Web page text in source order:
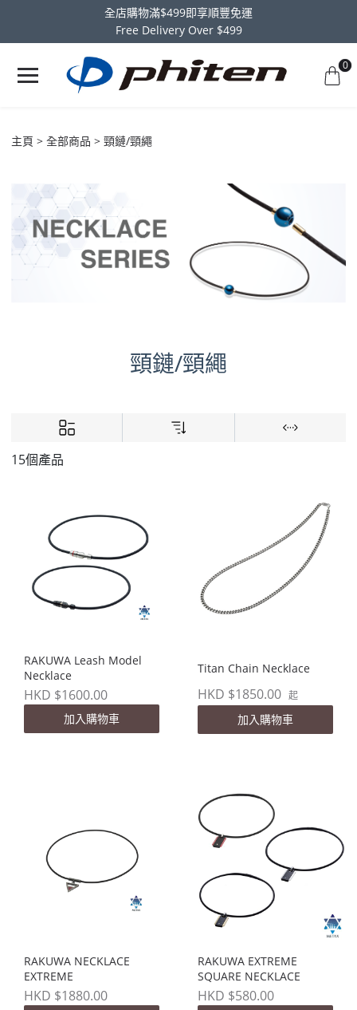
全店購物滿$499即享順豐免運
Free Delivery Over $499
0
主頁 全部商品 頸鏈/頸繩
頸鏈/頸繩
15個產品
RAKUWA Leash Model
Necklace
HKD $1600.00
加入購物車
Titan Chain Necklace
HKD $1850.00 起
加入購物車
RAKUWA NECKLACE
EXTREME
HKD $1880.00
RAKUWA EXTREME
SQUARE NECKLACE
HKD $580.00